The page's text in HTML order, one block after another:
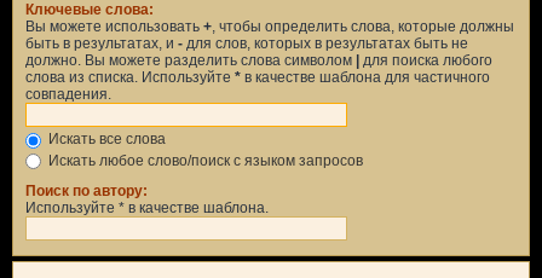
Ключевые слова:
Вы можете использовать +, чтобы определить слова, которые должны
быть в результатах, и - для слов, которых в результатах быть не
должно. Вы можете разделить слова символом
для поиска любого
слова из списка. Используйте * в качестве шаблона для частичного
совпадения.
Искать все слова
Искать любое слово/поиск с языком запросов
Поиск по автору:
Используйте * в качестве шаблона.